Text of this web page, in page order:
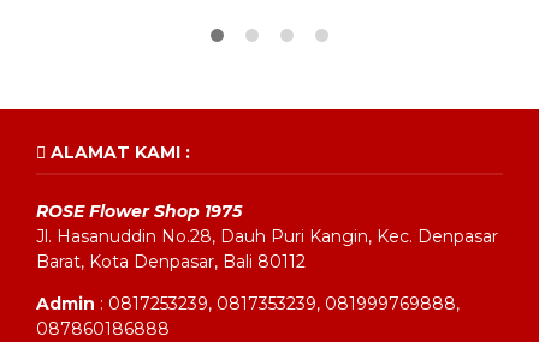
ALAMAT KAMI :
ROSE Flower Shop 1975
Jl. Hasanuddin No.28, Dauh Puri Kangin, Kec. Denpasar
Barat, Kota Denpasar, Bali 80112
Admin : 0817253239, 0817353239, 081999769888,
087860186888